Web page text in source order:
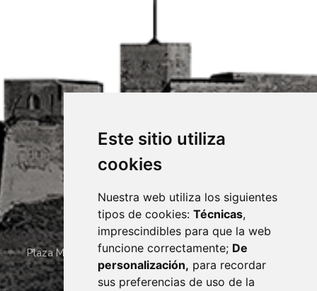
Este sitio utiliza
cookies
Nuestra web utiliza los siguientes
tipos de cookies: Técnicas,
imprescindibles para que la web
funcione correctamente; De
personalización, para recordar
sus preferencias de uso de la
Plaza Mayor 4 22400 MONZÓN - ARAGÓN (ESPAÑA)
· (34) 974 400 700 ·
sac@monzon.es